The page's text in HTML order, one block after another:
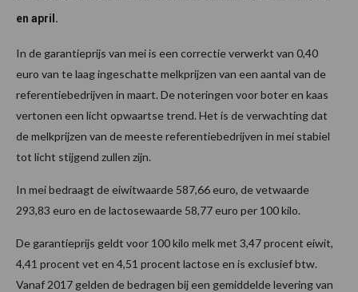
en april.
In de garantieprijs van mei is een correctie verwerkt van 0,40
euro van te laag ingeschatte melkprijzen van een aantal van de
referentiebedrijven in maart. De noteringen voor boter en kaas
vertonen een licht opwaartse trend. Het is de verwachting dat
de melkprijzen van de meeste referentiebedrijven in mei stabiel
tot licht stijgend zullen zijn.
In mei bedraagt de eiwitwaarde 587,66 euro, de vetwaarde
293,83 euro en de lactosewaarde 58,77 euro per 100 kilo.
De garantieprijs geldt voor 100 kilo melk met 3,47 procent eiwit,
4,41 procent vet en 4,51 procent lactose en is exclusief btw.
Vanaf 2017 gelden de bedragen bij een gemiddelde levering van